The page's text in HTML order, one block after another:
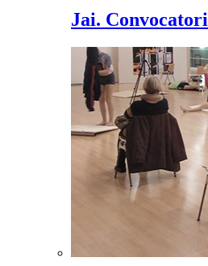
Jai.